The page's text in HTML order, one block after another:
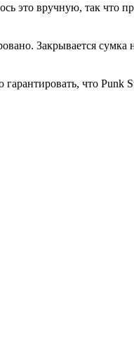
вручную, так что
Закрывается
что Punk